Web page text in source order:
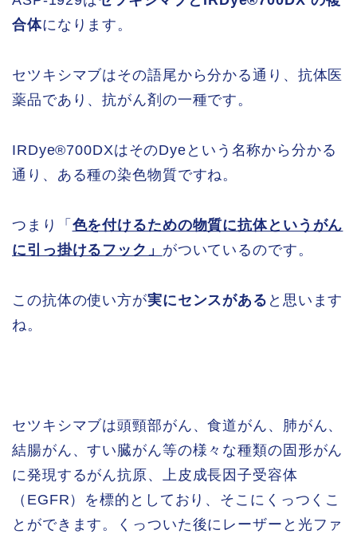
合体になります。
セツキシマブはその語尾から分かる通り、抗体医
薬品であり、抗がん剤の一種です。
IRDye®700DXはそのDyeという名称から分かる
通り、ある種の染色物質ですね。
つまり「 色を付けるための物質に抗体というがん
に引っ掛けるフック」 がついているのです。
この抗体の使い方が実にセンスがある と思います
ね。
セツキシマブは頭頸部がん、食道がん、肺がん、
結腸がん、すい臓がん等の様々な種類の固形がん
に発現するがん抗原、上皮成長因子受容体
（EGFR）を標的としており、そこにくっつくこ
とができます。くっついた後にレーザーと光ファ